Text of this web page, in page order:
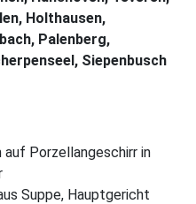
Holthausen,
Palenberg,
Siepenbusch
auf Porzellangeschirr in
Suppe, Hauptgericht